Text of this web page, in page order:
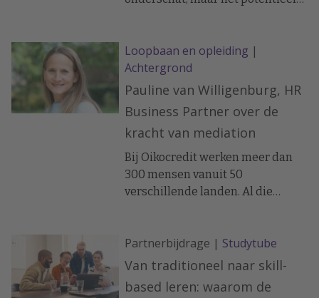
strategieën om AI te integreren in
L&D, gebaseerd op het e-book:
'Vergroot de impact van leren en
ontwikkelen met behulp van AI.'
Lees verder en ontdek hoe AI kan
helpen om het verschil te maken
waar het echt telt: bij je
medewerkers.
Loopbaan en opleiding |
Achtergrond
Pauline van Willigenburg, HR
Business Partner over de
kracht van mediation
Bij Oikocredit werken meer dan
300 mensen vanuit 50
verschillende landen. Al die
maar soms ook uitdagingen. Zo
ontstaat er wel eens een
Partnerbijdrage | Studytube
Van traditioneel naar skill-
based leren: waarom de